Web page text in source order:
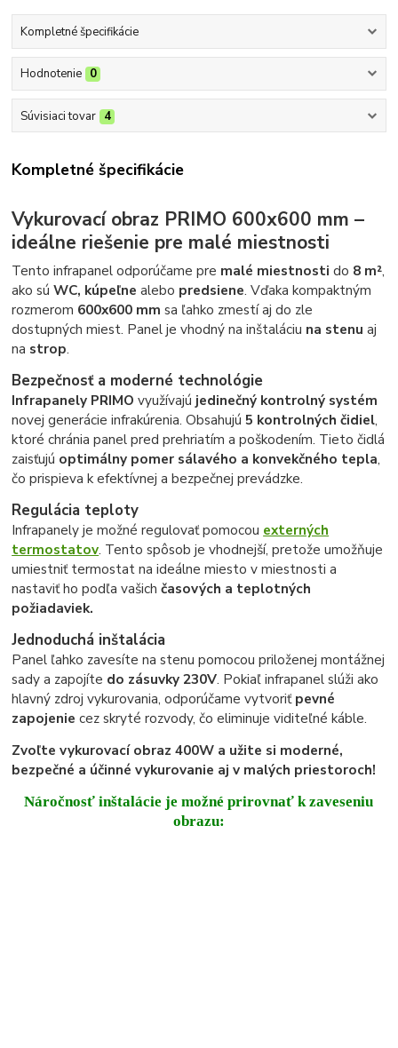
Kompletné špecifikácie
Hodnotenie 0
Súvisiaci tovar 4
Kompletné špecifikácie
Vykurovací obraz PRIMO 600x600 mm –
ideálne riešenie pre malé miestnosti
Tento infrapanel odporúčame pre malé miestnosti do 8 m²,
ako súWC, kúpeľne alebo predsiene. Vďaka kompaktným
rozmerom 600x600 mm sa ľahko zmestí aj do zle
dostupných miest. Panel je vhodný na inštaláciu na stenu aj
na strop.
Bezpečnosť a moderné technológie
Infrapanely PRIMO využívajú jedinečný kontrolný systém
novej generácie infrakúrenia. Obsahujú5 kontrolných čidiel,
ktoré chránia panel pred prehriatím a poškodením. Tieto čidlá
zaisťujú optimálny pomer sálavého a konvekčného tepla,
čo prispieva k efektívnej a bezpečnej prevádzke.
Regulácia teploty
Infrapanely je možné regulovať pomocou externých
termostatov. Tento spôsob je vhodnejší, pretože umožňuje
umiestniť termostat na ideálne miesto v miestnosti a
nastaviť ho podľa vašichčasových a teplotných
požiadaviek.
Jednoduchá inštalácia
Panel ľahko zavesíte na stenu pomocou priloženej montážnej
sady a zapojíte do zásuvky 230V. Pokiaľ infrapanel slúži ako
hlavný zdroj vykurovania, odporúčame vytvoriťpevné
zapojenie cez skryté rozvody, čo eliminuje viditeľné káble.
Zvoľte vykurovací obraz 400W a užite si moderné,
bezpečné a účinné vykurovanie aj v malých priestoroch!
Náročnosť inštalácie je možné prirovnať k zaveseniu
obrazu: